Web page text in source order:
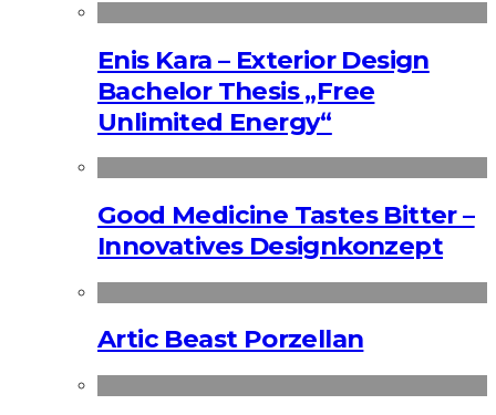
Enis Kara – Exterior Design
Bachelor Thesis „Free
Unlimited Energy“
Good Medicine Tastes Bitter –
Innovatives Designkonzept
Artic Beast Porzellan